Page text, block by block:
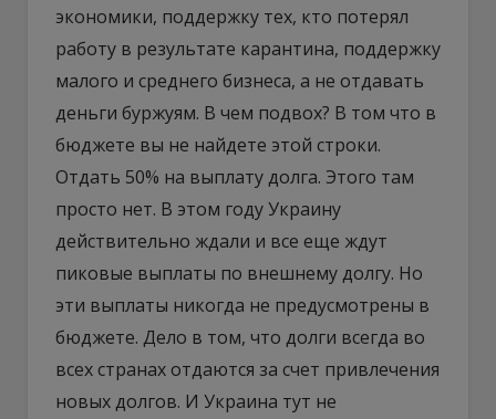
экономики, поддержку тех, кто потерял
работу в результате карантина, поддержку
малого и среднего бизнеса, а не отдавать
деньги буржуям. В чем подвох? В том что в
бюджете вы не найдете этой строки.
Отдать 50% на выплату долга. Этого там
просто нет. В этом году Украину
действительно ждали и все еще ждут
пиковые выплаты по внешнему долгу. Но
эти выплаты никогда не предусмотрены в
бюджете. Дело в том, что долги всегда во
всех странах отдаются за счет привлечения
новых долгов. И Украина тут не